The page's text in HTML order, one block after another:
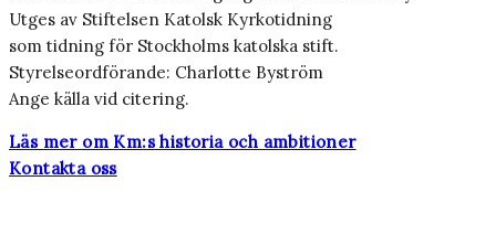
Utges av Stiftelsen Katolsk Kyrkotidning
som tidning för Stockholms katolska stift.
Styrelseordförande: Charlotte Byström
Ange källa vid citering.
Läs mer om Km:s historia och ambitioner
Kontakta oss